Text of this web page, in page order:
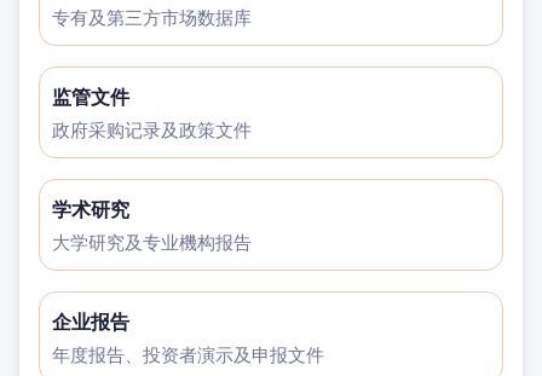
专有及第三方市场数据库
监管文件
政府采购记录及政策文件
学术研究
大学研究及专业機构报告
企业报告
年度报告、投资者演示及申报文件